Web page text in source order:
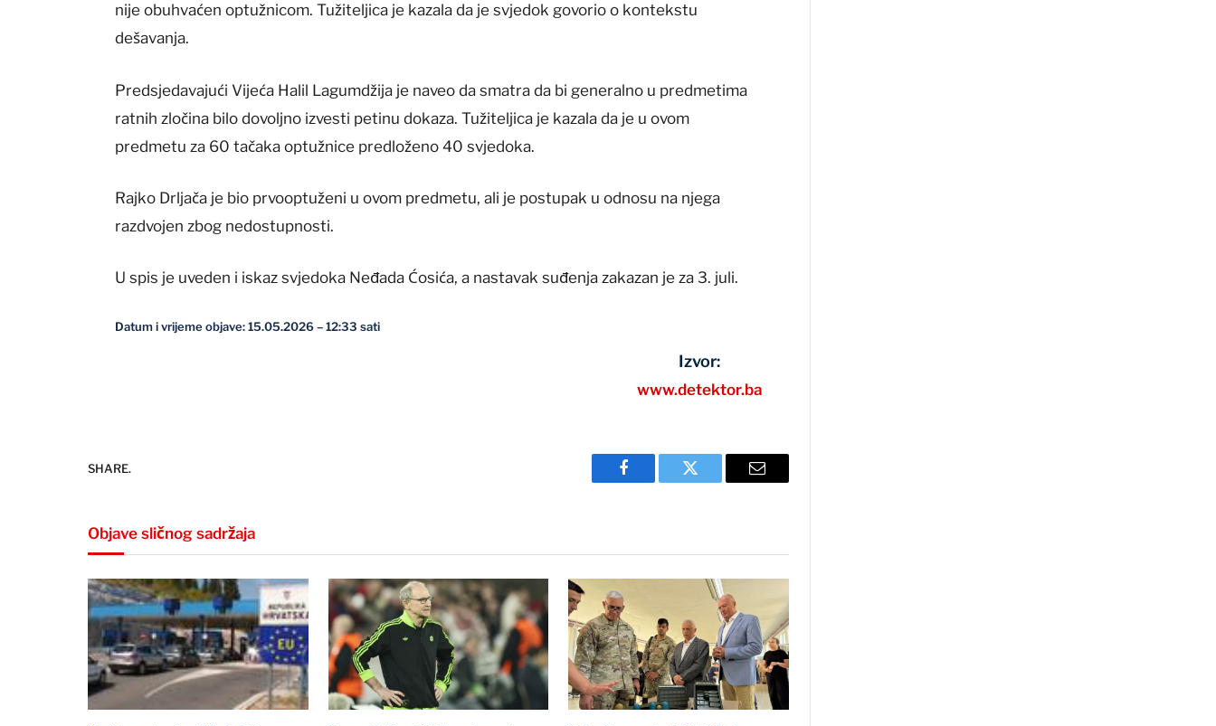
nije obuhvaćen optužnicom. Tužiteljica je kazala da je svjedok govorio o kontekstu
dešavanja.
Predsjedavajući Vijeća Halil Lagumdžija je naveo da smatra da bi generalno u predmetima
ratnih zločina bilo dovoljno izvesti petinu dokaza. Tužiteljica je kazala da je u ovom
predmetu za 60 tačaka optužnice predloženo 40 svjedoka.
Rajko Drljača je bio prvooptuženi u ovom predmetu, ali je postupak u odnosu na njega
razdvojen zbog nedostupnosti.
U spis je uveden i iskaz svjedoka Neđada Ćosića, a nastavak suđenja zakazan je za 3. juli.
Datum i vrijeme objave: 15.05.2026 – 12:33 sati
Izvor:
www.detektor.ba
SHARE.
Facebook Twitter Email
Objave sličnog sadržaja